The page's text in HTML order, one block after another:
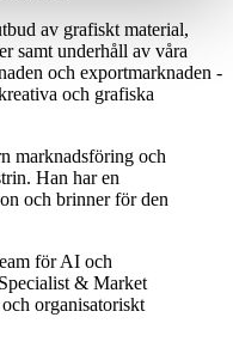
av grafiskt material,
samt underhåll av våra
och exportmarknaden -
och grafiska
marknadsföring och
Han har en
och brinner för den
för AI och
& Market
organisatoriskt